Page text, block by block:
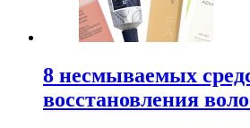
8 несмываемых
восстановления